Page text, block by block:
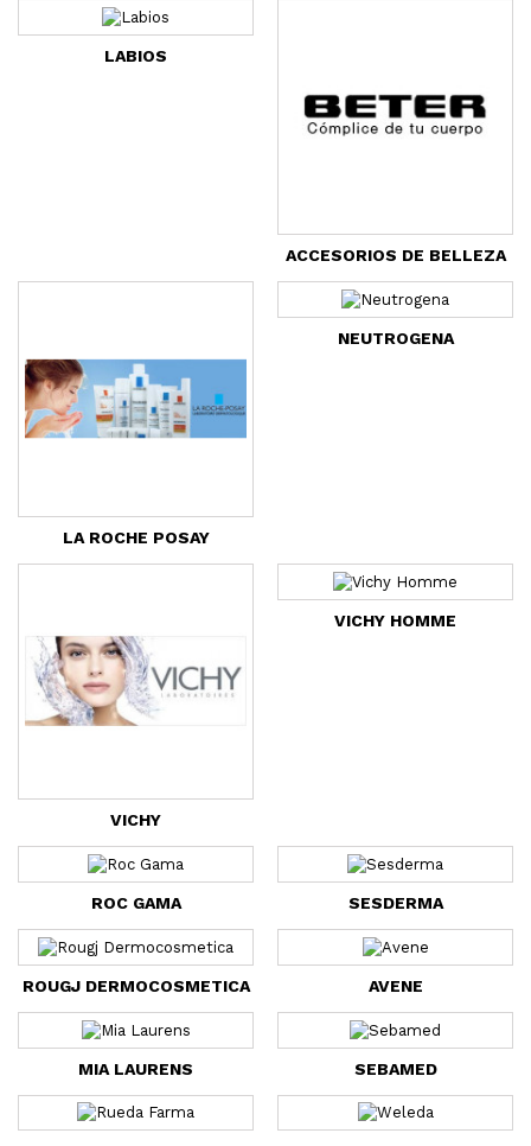
LABIOS
ACCESORIOS DE BELLEZA
LA ROCHE POSAY
NEUTROGENA
VICHY
VICHY HOMME
ROC GAMA SESDERMA
ROUGJ DERMOCOSMETICA AVENE
MIA LAURENS SEBAMED